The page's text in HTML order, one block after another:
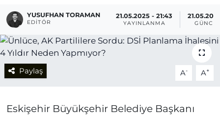
YUSUFHAN TORAMAN
EDITÖR
21.05.2025 - 21:43
YAYINLANMA
Paylaş A- A+
Eskişehir Büyükşehir Belediye Başkanı